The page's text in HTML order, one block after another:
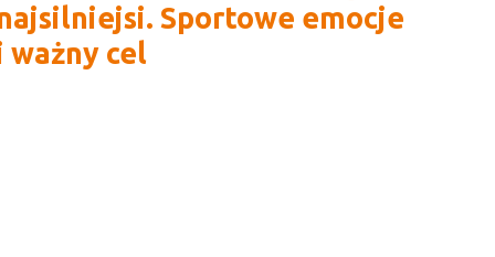
Sportowe emocje
ważny cel